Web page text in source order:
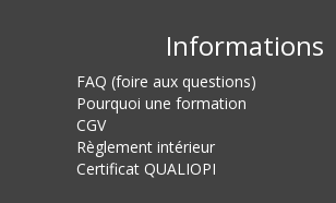
Informations
FAQ (foire aux questions)
Pourquoi une formation
CGV
Règlement intérieur
Certificat QUALIOPI